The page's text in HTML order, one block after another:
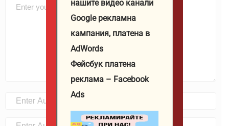
нашите видео канали
Google рекламна
кампания, платена в
AdWords
Фейсбук платена
реклама – Facebook
Ads